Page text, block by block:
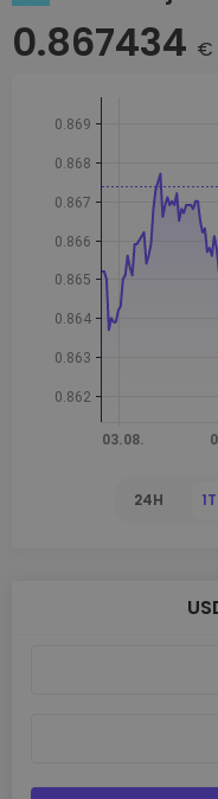
0.867434 €
24H 1T